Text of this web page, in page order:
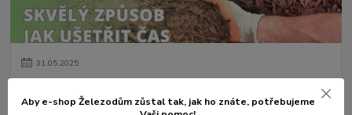
31.05.2025
číst celé
Aby e-shop Železodům zůstal tak, jak ho znáte, potřebujeme